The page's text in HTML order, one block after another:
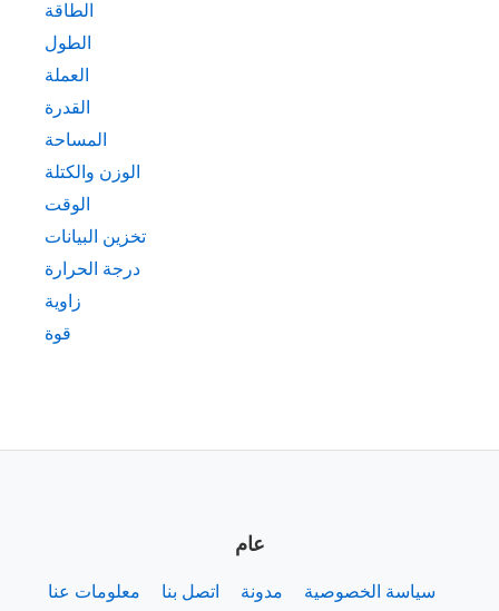
الطاقة
الطول
العملة
القدرة
المساحة
الوزن والكتلة
الوقت
تخزين البيانات
درجة الحرارة
زاوية
قوة
عام
معلومات عنا اتصل بنا مدونة سياسة الخصوصية